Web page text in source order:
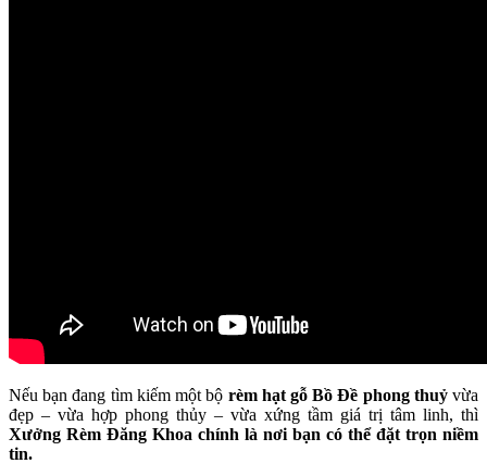
Nếu bạn đang tìm kiếm một bộ rèm hạt gỗ Bồ Đề phong thuỷvừa
đẹp – vừa hợp phong thủy – vừa xứng tầm giá trị tâm linh, thì
Xưởng Rèm Đăng Khoa chính là nơi bạn có thể đặt trọn niềm
tin.